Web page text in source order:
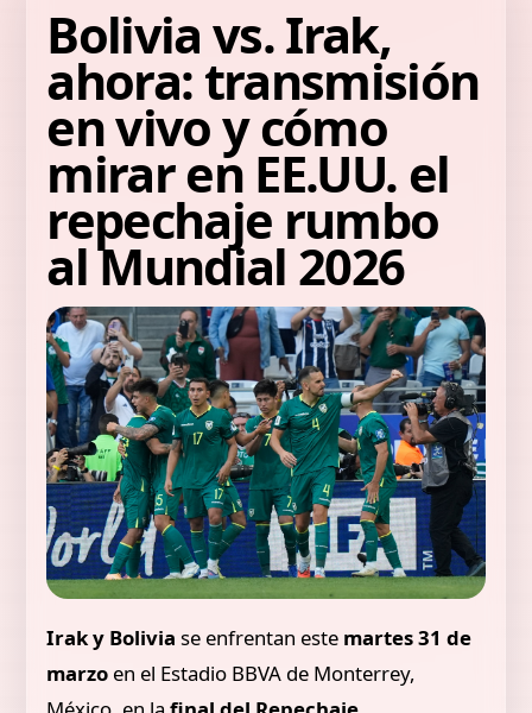
Bolivia vs. Irak,
ahora: transmisión
en vivo y cómo
mirar en EE.UU. el
repechaje rumbo
al Mundial 2026
Irak y Bolivia se enfrentan este martes 31 de
marzo en el Estadio BBVA de Monterrey,